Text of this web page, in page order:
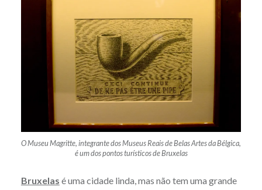
O Museu Magritte, integrante dos Museus Reais de Belas Artes da Bélgica,
é um dos pontos turísticos de Bruxelas
Bruxelas é uma cidade linda, mas não tem uma grande